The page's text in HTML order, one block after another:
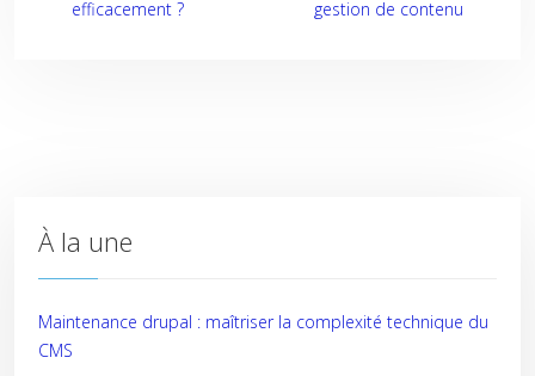
efficacement ?
gestion de contenu
À la une
Maintenance drupal : maîtriser la complexité technique du
CMS